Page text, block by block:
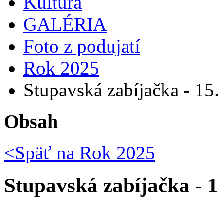
GALÉRIA
Foto z podujatí
Rok 2025
Stupavská zabíjačka -
Obsah
<Späť na Rok 2025
Stupavská zabíjačka -